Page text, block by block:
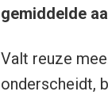
gemiddelde
Valt reuze
onderscheidt,